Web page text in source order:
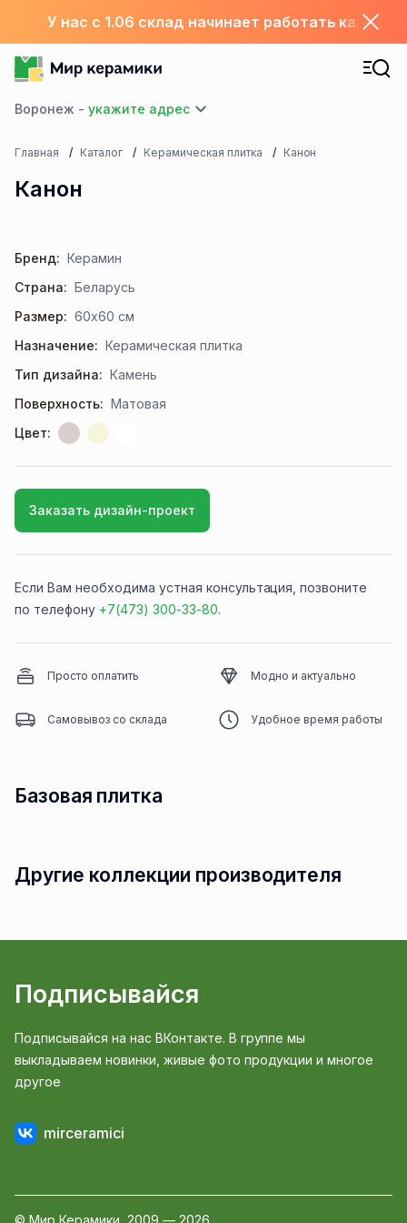
У нас с 1.06 склад начинает работать каждый
Воронеж -
Главная Каталог Керамическая плитка Канон
Канон
Бренд: Керамин
Страна: Беларусь
Размер: 60x60 см
Назначение: Керамическая плитка
Тип дизайна: Камень
Поверхность: Матовая
Цвет:
Заказать дизайн-проект
Если Вам необходима устная консультация, позвоните
по телефону +7(473) 300-33-80.
Просто оплатить Модно и актуально
Самовывоз со склада Удобное время работы
Базовая плитка
Другие коллекции производителя
Подписывайся
Подписывайся на нас ВКонтакте. В группе мы
выкладываем новинки, живые фото продукции и многое
другое
mirceramici
© Мир Керамики, 2009 — 2026